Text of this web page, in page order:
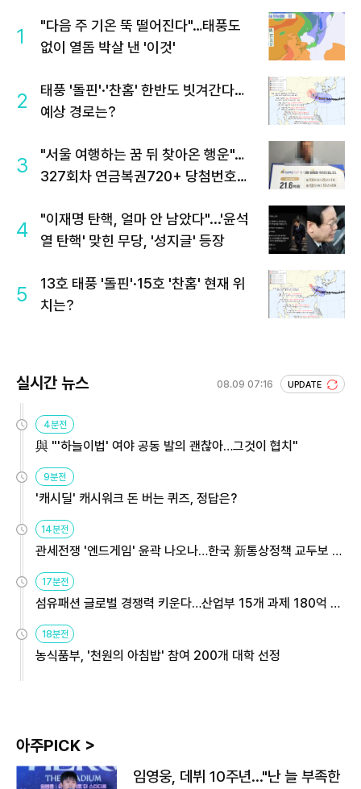
1
"다음 주 기온 뚝 떨어진다"…태풍도
없이 열돔 박살 낸 '이것'
2
태풍 '돌핀'·'찬홈' 한반도 빗겨간다…
예상 경로는?
3
"서울 여행하는 꿈 뒤 찾아온 행운"…
327회차 연금복권720+ 당첨번호조
4
"이재명 탄핵, 얼마 안 남았다"...'윤석
열 탄핵' 맞힌 무당, '성지글' 등장
5
13호 태풍 '돌핀'·15호 '찬홈' 현재 위
치는?
실시간 뉴스 08.09 07:16 UPDATE
4분전
與 "'하늘이법' 여야 공동 발의 괜찮아…그것이 협치"
9분전
'캐시딜' 캐시워크 돈 버는 퀴즈, 정답은?
14분전
관세전쟁 '엔드게임' 윤곽 나오나…한국 新통상정책 교두보 활
용해야
17분전
섬유패션 글로벌 경쟁력 키운다…산업부 15개 과제 180억 지
원
18분전
농식품부, '천원의 아침밥' 참여 200개 대학 선정
아주PICK >
임영웅, 데뷔 10주년…"난 늘 부족한